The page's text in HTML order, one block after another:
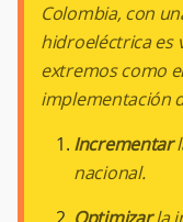
Colombia, con
hidroeléctrica es
extremos como
implementación
Incrementar
nacional.